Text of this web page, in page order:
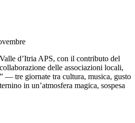
d’Itria APS, con il contributo del
delle associazioni locali,
— tre giornate tra cultura, musica, gusto
in un’atmosfera magica, sospesa